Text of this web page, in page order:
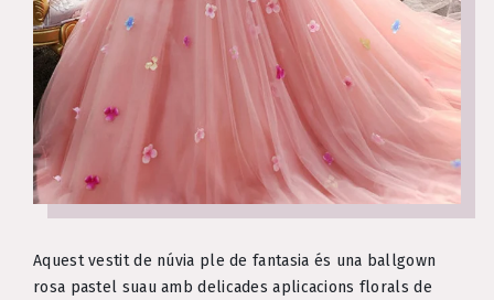
Aquest vestit de núvia ple de fantasia és una ballgown
rosa pastel suau amb delicades aplicacions florals de